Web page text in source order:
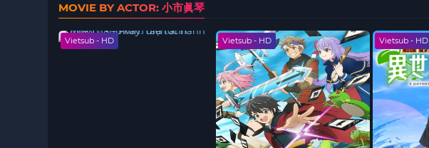
MOVIE BY ACTOR: 小市眞琴
Vietsub - HD Vietsub - HD Vietsub - HD